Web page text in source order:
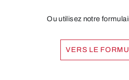
Ou utilisez notre
VERS LE